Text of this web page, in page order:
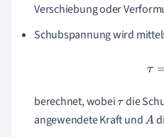
Verschiebung oder
Schubspannung wird
τ
berechnet, wobeiτ die
angewendete Kraft undA